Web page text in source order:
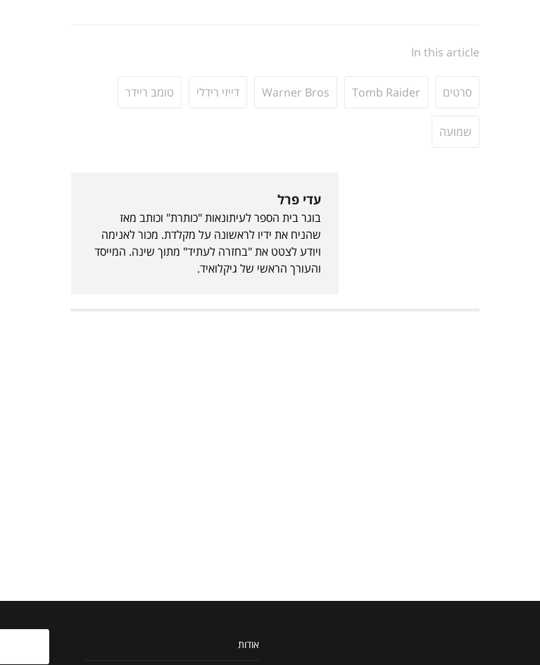
In this article
סרטים Tomb Raider
Warner Bros דייזי רידלי טומב ריידר
שמועה
עדי פרל
בוגר בית הספר לעיתונאות "כותרת" וכותב מאז
שהניח את ידיו לראשונה על מקלדת. מכור לאנימה
ויודע לצטט את "בחזרה לעתיד" מתוך שינה. המייסד
והעורך הראשי של גיקלואיד.
אודות